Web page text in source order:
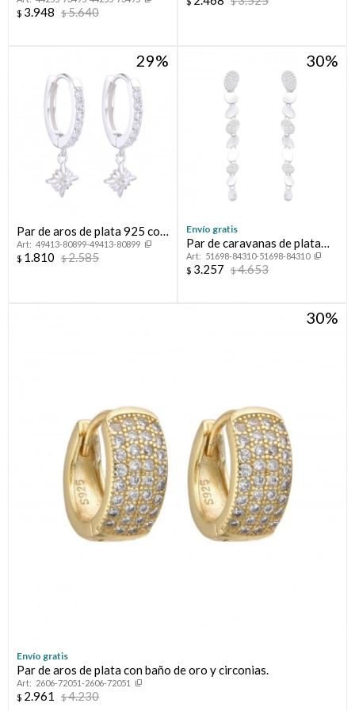
$ 3.948 $5.640
29
Par de aros de plata 925 con
circonias.
49413-80899-49413-80899
$ 1.810 $2.585
30
Envío gratis
Par de caravanas de plata
925 con circonias.
51698-84310-51698-84310
$ 3.257 $4.653
30
Envío gratis
Par de aros de plata con baño de oro y circonias.
2606-72051-2606-72051
$ 2.961 $4.230